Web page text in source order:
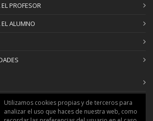
PROFESOR
ALUMNO
Utilizamos cookies propias y de terceros para
analizar el uso que haces de nuestra web, como